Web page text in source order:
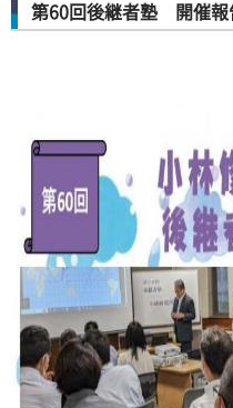
第60回後継者塾 開催報